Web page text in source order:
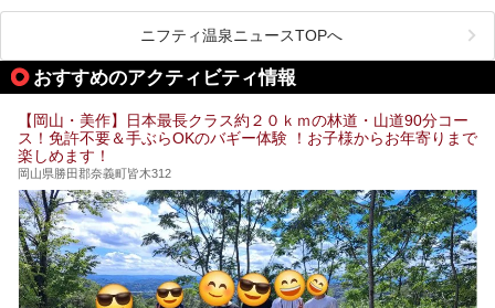
今回は、岡山県でサウナがおすすめの温泉や銭湯、スパを厳
選してご紹介！
血流が良くなるだけでなく美容効果やリラックス効果も期待
ニフティ温泉ニュースTOPへ
おすすめのアクティビティ情報
【岡山・美作】日本最長クラス約２０ｋｍの林道・山道90分コー
ス！免許不要＆手ぶらOKのバギー体験 ！お子様からお年寄りまで
楽しめます！
岡山県勝田郡奈義町皆木312